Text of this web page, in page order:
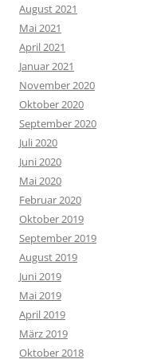
August 2021
Mai 2021
April 2021
Januar 2021
November 2020
Oktober 2020
September 2020
Juli 2020
Juni 2020
Mai 2020
Februar 2020
Oktober 2019
September 2019
August 2019
Juni 2019
Mai 2019
April 2019
März 2019
Oktober 2018